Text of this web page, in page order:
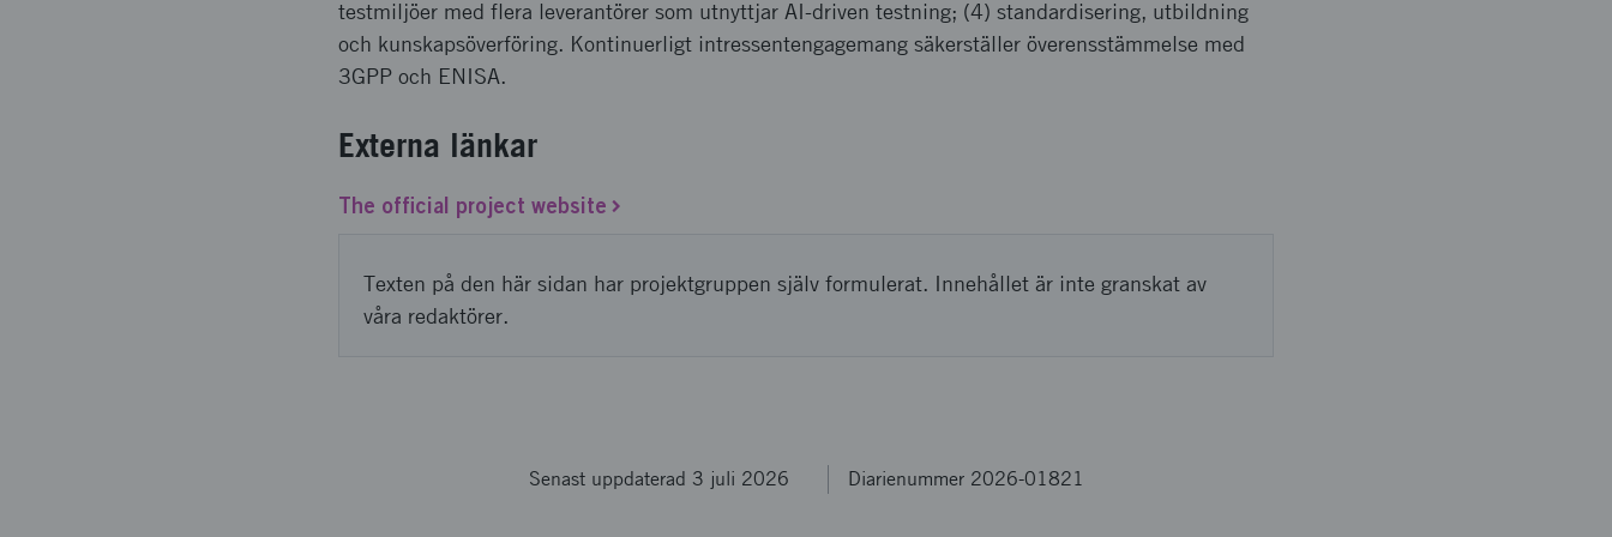
testmiljöer med flera leverantörer som utnyttjar AI-driven testning; (4) standardisering, utbildning
och kunskapsöverföring. Kontinuerligt intressentengagemang säkerställer överensstämmelse med
3GPP och ENISA.
Externa länkar
The official project website
Texten på den här sidan har projektgruppen själv formulerat. Innehållet är inte granskat av
våra redaktörer.
Senast uppdaterad 3 juli 2026 Diarienummer 2026-01821